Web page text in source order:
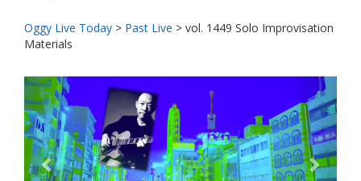
Oggy Live Today > Past Live > vol. 1449 Solo Improvisation
Materials
前
へ
次
へ